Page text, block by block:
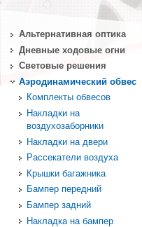
Альтернативная оптика
Дневные ходовые огни
Световые решения
Аэродинамический обвес
Комплекты обвесов
Накладки на
воздухозаборники
Накладки на двери
Рассекатели воздуха
Крышки багажника
Бампер передний
Бампер задний
Накладка на бампер